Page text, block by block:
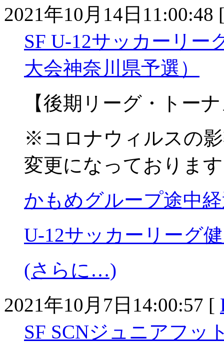
2021年10月14日11:00:48
SF U-12サッカーリー
大会神奈川県予選）
【後期リーグ・トー
※コロナウィルスの
変更になっておりま
かもめグループ途中
U-12サッカーリーグ
(さらに…)
2021年10月7日14:00:57 [
SF SCNジュニアフッ